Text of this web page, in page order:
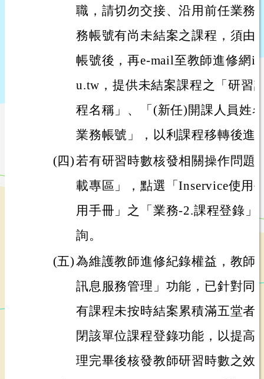
職，請切勿交接、沿用前任業務
務帳號有尚未結案之課程，須由
帳號後，再e-mail至教師進修網
u.tw，提供未結案課程之「研習
程名稱」、「(新任)開課人員姓
業務帳號」，以利課程移轉後進
(四)若有研習時數核發相關操作問題
載專區」，點選「Inservice使用
用手冊」之「業務-2.課程登錄」
詢。
(五)為維護教師進修紀錄權益，教師
訊息服務管理」功能，已針對同
有課程未按時結案累積滿五堂者
閉該單位課程登錄功能，以提高
理完畢後核發教師研習時數之效